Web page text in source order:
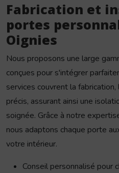
Fabrication et
portes
Oignies
Nous proposons une large
conçues pour s'intégrer
services couvrent la
précis, assurant ainsi une
soignée. Grâce à notre
nous adaptons chaque porte
votre intérieur.
Conseil personnalisé pour